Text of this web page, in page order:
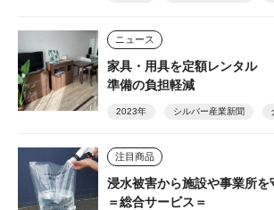
ニュース
家具・用具を定額レンタル
準備の負担軽減
2023年 シルバー産業新聞
注目商品
浸水被害から施設や事業所を
＝総合サービス＝